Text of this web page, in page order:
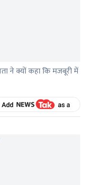
ने क्यों कहा कि मजबूरी में